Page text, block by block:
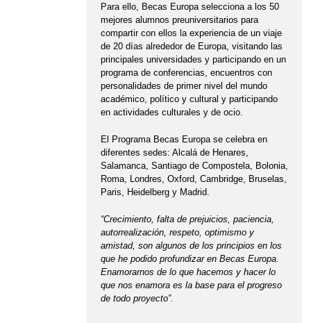
Para ello, Becas Europa selecciona a los 50
mejores alumnos preuniversitarios para
compartir con ellos la experiencia de un viaje
de 20 días alrededor de Europa, visitando las
principales universidades y participando en un
programa de conferencias, encuentros con
personalidades de primer nivel del mundo
académico, político y cultural y participando
en actividades culturales y de ocio.
El Programa Becas Europa se celebra en
diferentes sedes: Alcalá de Henares,
Salamanca, Santiago de Compostela, Bolonia,
Roma, Londres, Oxford, Cambridge, Bruselas,
Paris, Heidelberg y Madrid.
“Crecimiento, falta de prejuicios, paciencia,
autorrealización, respeto, optimismo y
amistad, son algunos de los principios en los
que he podido profundizar en Becas Europa.
Enamorarnos de lo que hacemos y hacer lo
que nos enamora es la base para el progreso
de todo proyecto”.